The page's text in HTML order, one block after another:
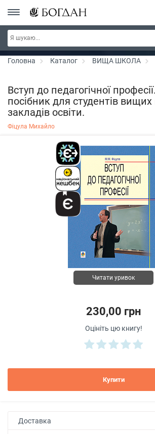
РОЗПРОДАЖ ~ 150 грн ~ 200 грн ~ 250 грн ~
300 грн ~ РОЗПРОДАЖ
Головна Каталог ВИЩА ШКОЛА
Вступ до педагогічної
посібник для студентів вищих
закладів освіти.
Фіцула Михайло
Читати уривок
230,00 грн
Оцініть цю книгу!
Купити
Доставка